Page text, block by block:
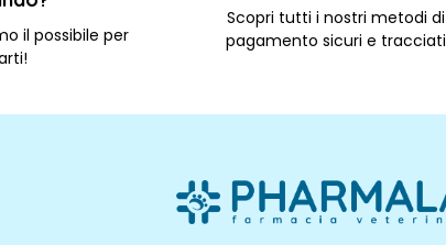
il possibile per
Scopri tutti i nostri metodi di
pagamento sicuri e tracciati